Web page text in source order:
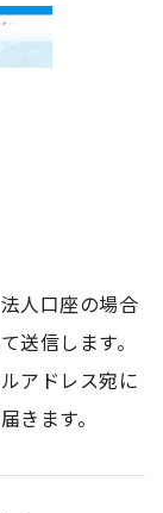
人口座の場合
送信します。
アドレス宛に
きます。